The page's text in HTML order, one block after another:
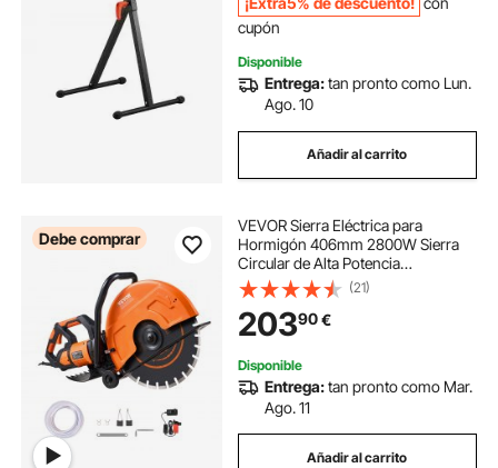
cupón
Disponible
Entrega:tan pronto como Lun.
Ago. 10
Añadir al carrito
Debe comprar
VEVOR Sierra Eléctrica para
Hormigón 406mm 2800W Sierra
Circular de Alta Potencia
Profundidad de Corte de 152mm
Sierra de Disco Húmeda/Seca con
Tubería de Agua Bomba de Agua
Hoja para Piedra Ladrillo
(21)
20390€
Disponible
Entrega:tan pronto como Mar.
Ago. 11
Añadir al carrito